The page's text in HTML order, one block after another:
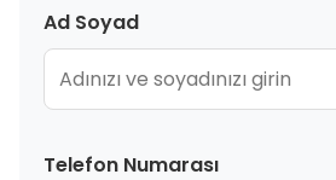
Ad Soyad
Telefon Numarası